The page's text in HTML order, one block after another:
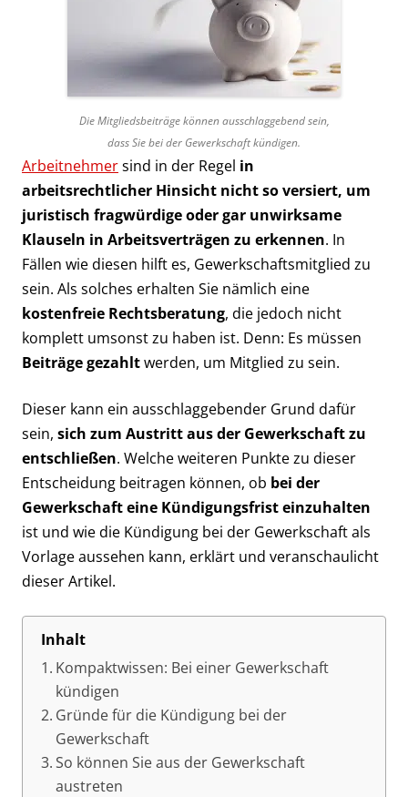
Die Mitgliedsbeiträge können ausschlaggebend sein,
dass Sie bei der Gewerkschaft kündigen.
Arbeitnehmersind in der Regel in
arbeitsrechtlicher Hinsicht nicht so versiert, um
juristisch fragwürdige oder gar unwirksame
Klauseln in Arbeitsverträgen zu erkennen. In
Fällen wie diesen hilft es, Gewerkschaftsmitglied zu
sein. Als solches erhalten Sie nämlich eine
kostenfreie Rechtsberatung, die jedoch nicht
komplett umsonst zu haben ist. Denn: Es müssen
Beiträge gezahltwerden, um Mitglied zu sein.
Dieser kann ein ausschlaggebender Grund dafür
sein, sich zum Austritt aus der Gewerkschaft zu
entschließen. Welche weiteren Punkte zu dieser
Entscheidung beitragen können, ob bei der
Gewerkschaft eine Kündigungsfrist einzuhalten
ist und wie die Kündigung bei der Gewerkschaft als
Vorlage aussehen kann, erklärt und veranschaulicht
dieser Artikel.
Inhalt
Kompaktwissen: Bei einer Gewerkschaft
kündigen
Gründe für die Kündigung bei der
Gewerkschaft
So können Sie aus der Gewerkschaft
austreten